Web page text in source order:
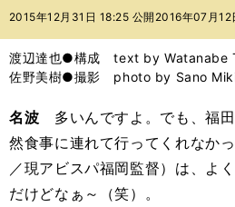
バ
2015年12月31日 18:25 公開 2016年07月
渡辺達也●構成 text by Watanabe
佐野美樹●撮影 photo by Sano
名波 多いんですよ。でも、福
然食事に連れて行ってくれなか
／現アビスパ福岡監督）は、よ
だけどなぁ～（笑）。